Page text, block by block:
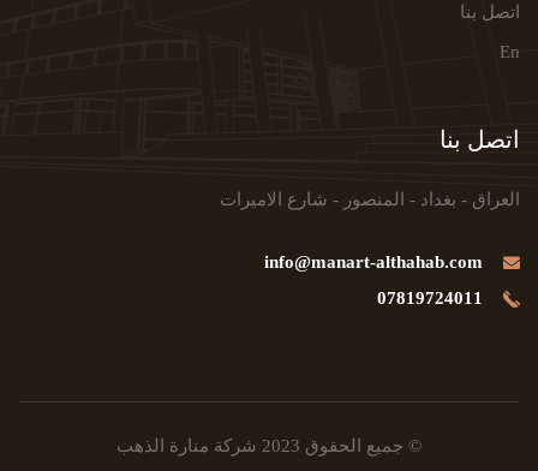
اتصل بنا
En
اتصل بنا
العراق - بغداد - المنصور - شارع الاميرات
info@manart-althahab.com
07819724011
© جميع الحقوق 2023 شركة منارة الذهب